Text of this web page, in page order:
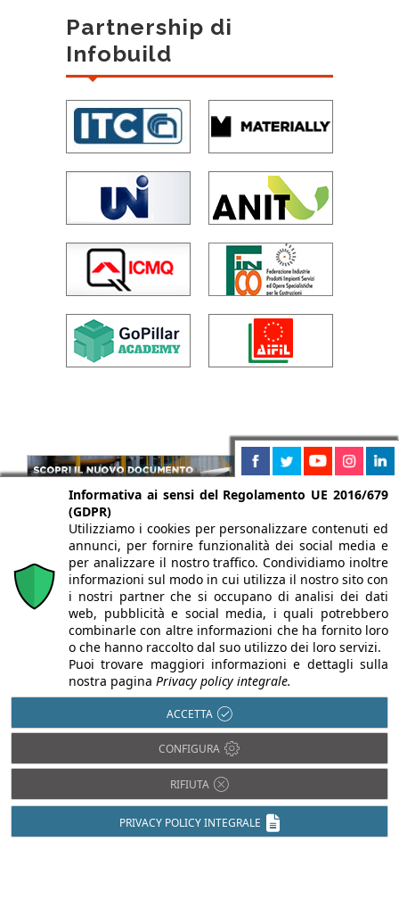
Partnership di
Infobuild
Per la tua pubblicità
newsletter
Informativa ai sensi del Regolamento UE 2016/679
(GDPR)
Utilizziamo i cookies per personalizzare contenuti ed
annunci, per fornire funzionalità dei social media e
per analizzare il nostro traffico. Condividiamo inoltre
informazioni sul modo in cui utilizza il nostro sito con
i nostri partner che si occupano di analisi dei dati
web, pubblicità e social media, i quali potrebbero
combinarle con altre informazioni che ha fornito loro
o che hanno raccolto dal suo utilizzo dei loro servizi.
Puoi trovare maggiori informazioni e dettagli sulla
nostra pagina Privacy policy integrale.
ACCETTA
CONFIGURA
RIFIUTA
PRIVACY POLICY INTEGRALE